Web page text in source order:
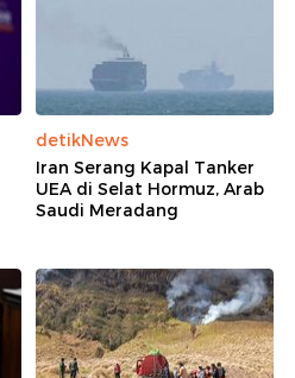
detikNews
Iran Serang Kapal Tanker
UEA di Selat Hormuz, Arab
Saudi Meradang